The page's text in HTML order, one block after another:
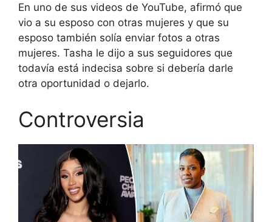
En uno de sus videos de YouTube, afirmó que
vio a su esposo con otras mujeres y que su
esposo también solía enviar fotos a otras
mujeres. Tasha le dijo a sus seguidores que
todavía está indecisa sobre si debería darle
otra oportunidad o dejarlo.
Controversia